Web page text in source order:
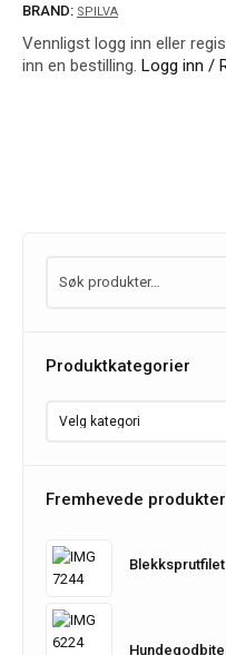
BRAND: SPILVA
Vennligst logg inn eller
inn en bestilling. Logg inn /
Produktkategorier
Fremhevede produkter
Blekksprutfilet